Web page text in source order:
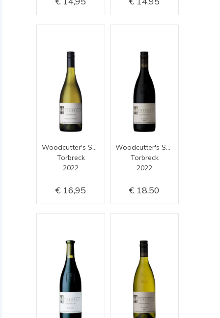
Torbreck
2022
16,95
Torbreck
2022
18,50